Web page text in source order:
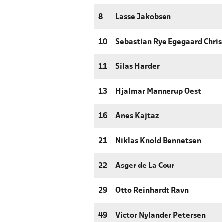
8 Lasse Jakobsen
10 Sebastian Rye Egegaard
11 Silas Harder
13 Hjalmar Mannerup Oest
16 Anes Kajtaz
21 Niklas Knold Bennetsen
22 Asger de La Cour
29 Otto Reinhardt Ravn
49 Victor Nylander Petersen